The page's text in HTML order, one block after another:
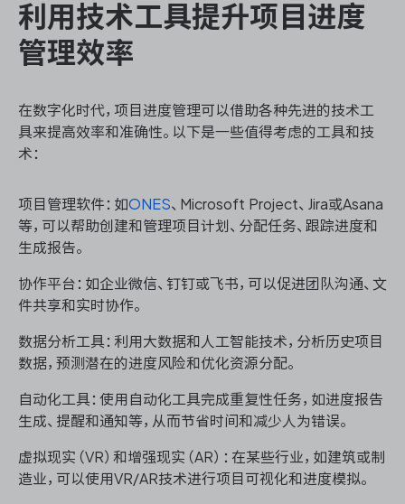
利用技术工具提升项目进度
管理效率
在数字化时代，项目进度管理可以借助各种先进的技术工
具来提高效率和准确性。以下是一些值得考虑的工具和技
术：
项目管理软件：如ONES、Microsoft Project、Jira或Asana
等，可以帮助创建和管理项目计划、分配任务、跟踪进度和
生成报告。
协作平台：如企业微信、钉钉或飞书，可以促进团队沟通、文
件共享和实时协作。
数据分析工具：利用大数据和人工智能技术，分析历史项目
数据，预测潜在的进度风险和优化资源分配。
自动化工具：使用自动化工具完成重复性任务，如进度报告
生成、提醒和通知等，从而节省时间和减少人为错误。
虚拟现实（VR）和增强现实（AR）：在某些行业，如建筑或制
造业，可以使用VR/AR技术进行项目可视化和进度模拟。